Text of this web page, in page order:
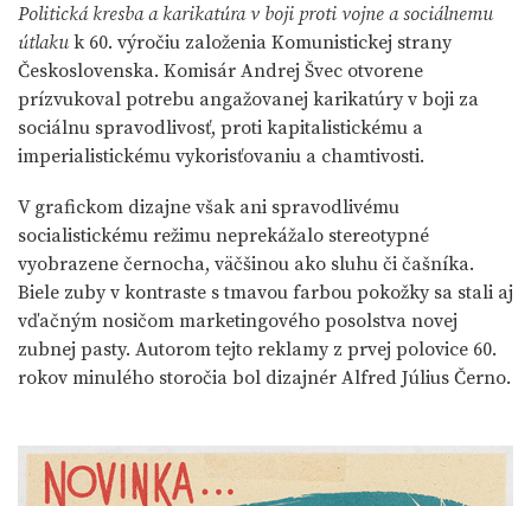
Politická kresba a karikatúra v boji proti vojne a sociálnemu
útlaku k 60. výročiu založenia Komunistickej strany
Československa. Komisár Andrej Švec otvorene
prízvukoval potrebu angažovanej karikatúry v boji za
sociálnu spravodlivosť, proti kapitalistickému a
imperialistickému vykorisťovaniu a chamtivosti.
V grafickom dizajne však ani spravodlivému
socialistickému režimu neprekážalo stereotypné
vyobrazene černocha, väčšinou ako sluhu či čašníka.
Biele zuby v kontraste s tmavou farbou pokožky sa stali aj
vďačným nosičom marketingového posolstva novej
zubnej pasty. Autorom tejto reklamy z prvej polovice 60.
rokov minulého storočia bol dizajnér Alfred Július Černo.